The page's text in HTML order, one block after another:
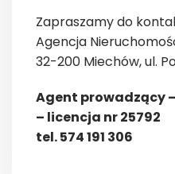
Zapraszamy do
Agencja
32-200 Miechów, ul.
Agent prowadzący
– licencja nr 25792
tel. 574 191 306